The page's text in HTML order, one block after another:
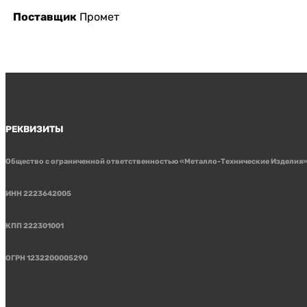
Поставщик Промет
РЕКВИЗИТЫ
Общество с ограниченной ответственностью «Металло-Технические Изделия»
ИНН 2223642005
КПП 222301001
ОГРН 1232200005290